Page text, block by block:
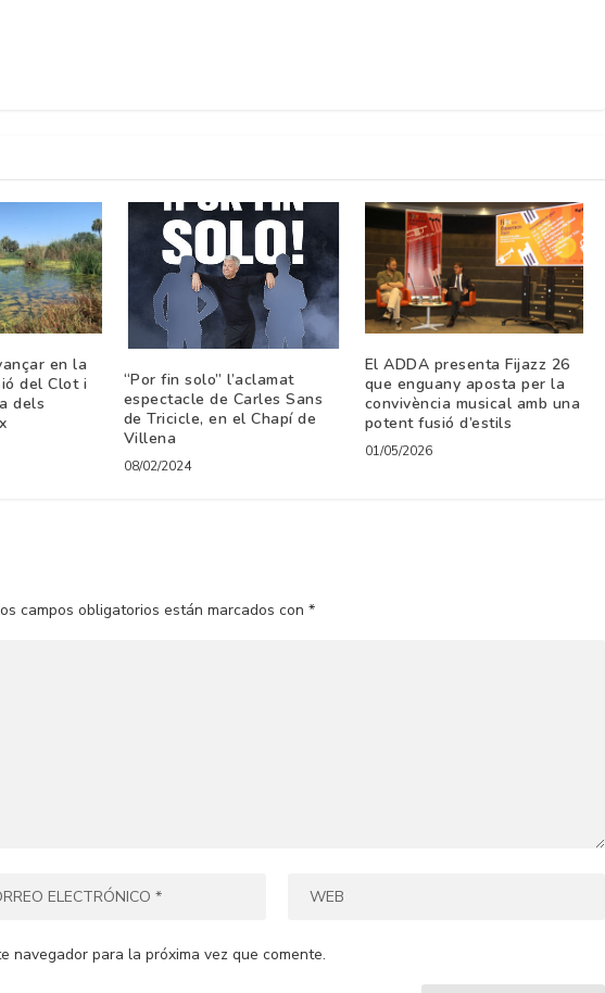
en la
del Clot i
dels
“Por fin solo” l’aclamat
espectacle de Carles Sans
de Tricicle, en el Chapí de
Villena
08/02/2024
El ADDA presenta Fijazz 26
que enguany aposta per la
convivència musical amb una
potent fusió d’estils
01/05/2026
campos obligatorios están marcados con*
navegador para la próxima vez que comente.